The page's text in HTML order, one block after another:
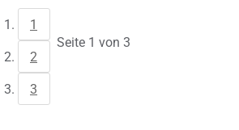
1
2
3
Seite 1 von 3